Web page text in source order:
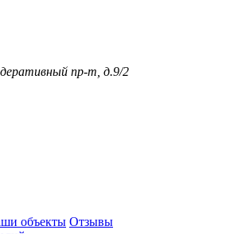
пр-т, д.9/2
объекты Отзывы